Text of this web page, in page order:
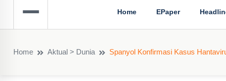
Home EPaper
Home Aktual > Dunia Spanyol Konfirmasi Kasus